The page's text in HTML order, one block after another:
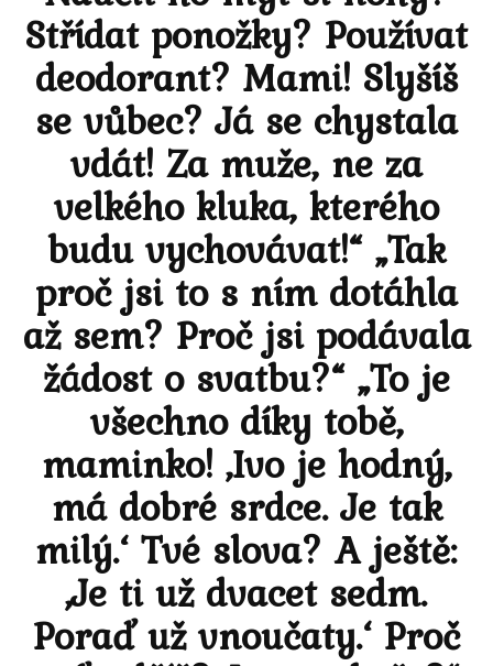
Střídat ponožky? Používat
deodorant? Mami! Slyšíš
se vůbec? Já se chystala
vdát! Za muže, ne za
velkého kluka, kterého
budu vychovávat!“ „Tak
proč jsi to s ním dotáhla
až sem? Proč jsi podávala
žádost o svatbu?“ „To je
všechno díky tobě,
maminko! ‚Ivo je hodný,
má dobré srdce. Je tak
milý.‘ Tvé slova? A ještě:
‚Je ti už dvacet sedm.
Poraď už vnoučaty.‘ Proč